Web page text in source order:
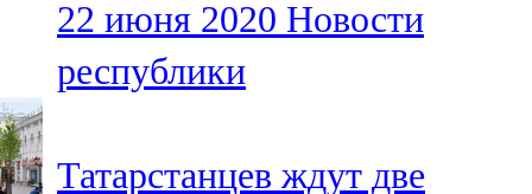
91,0 FM
Шәмәрдән
22 июня 2020 Новости
республики
Татарстанцев ждут две